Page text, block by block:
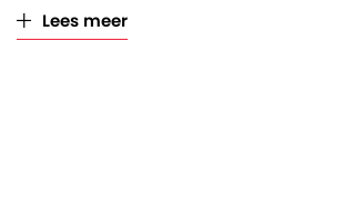
Lees meer